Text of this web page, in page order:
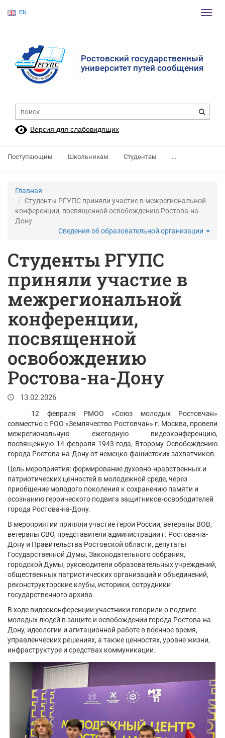
EN
Ростовский государственный
университет путей сообщения
Версия для слабовидящих
Поступающим Школьникам Студентам ...
Главная
Студенты РГУПС приняли участие в межрегиональной
конференции, посвященной освобождению Ростова-на-
Дону
Сведения об образовательной организации
Студенты РГУПС
приняли участие в
межрегиональной
конференции,
посвященной
освобождению
Ростова-на-Дону
13.02.2026
12 февраля РМОО «Союз молодых Ростовчан»
совместно с РОО «Землячество Ростовчан» г. Москва, провели
межрегиональную ежегодную видеоконференцию,
посвященную 14 февраля 1943 года, Второму Освобождению
города Ростова-на-Дону от немецко-фашистских захватчиков.
Цель мероприятия: формирование духовно-нравственных и
патриотических ценностей в молодежной среде, через
приобщение молодого поколения к сохранению памяти и
осознанию героического подвига защитников-освободителей
города Ростова-на-Дону.
В мероприятии приняли участие герои России, ветераны ВОВ,
ветераны СВО, представители администрации г. Ростова-на-
Дону и Правительства Ростовской области, депутаты
Государственной Думы, Законодательного собрания,
городской Думы, руководители образовательных учреждений,
общественных патриотических организаций и объединений,
реконструкторские клубы, историки, сотрудники
государственного архива.
В ходе видеоконференции участники говорили о подвиге
молодых людей в защите и освобождении города Ростова-на-
Дону, идеологии и агитационной работе в военное время,
управленческих решениях, а также ценностях, уровне жизни,
инфраструктуре и средствах коммуникации.